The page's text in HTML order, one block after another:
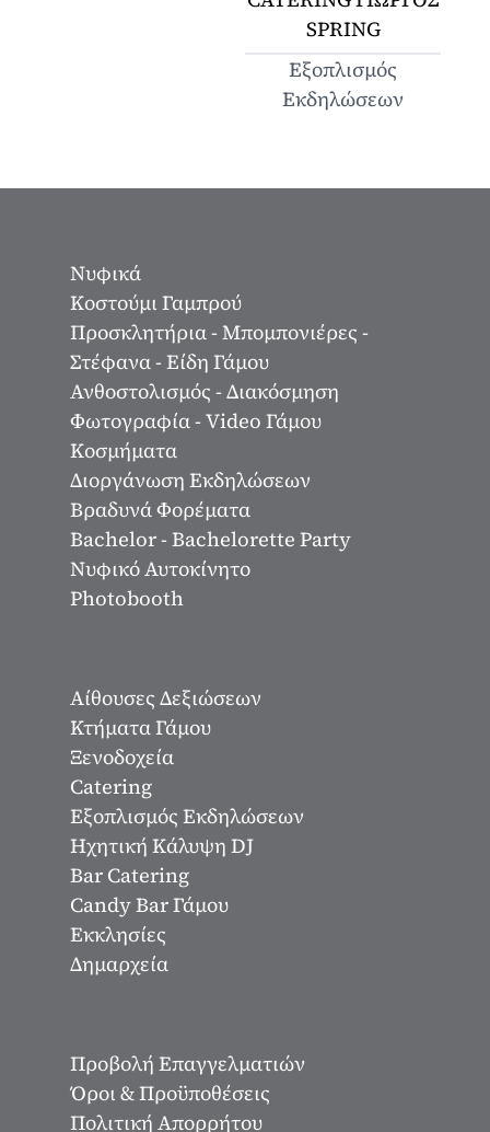
SPRING
Εξοπλισμός
Εκδηλώσεων
Νυφικά
Κοστούμι Γαμπρού
Προσκλητήρια - Μπομπονιέρες -
Στέφανα - Είδη Γάμου
Ανθοστολισμός - Διακόσμηση
Φωτογραφία - Video Γάμου
Κοσμήματα
Διοργάνωση Εκδηλώσεων
Βραδυνά Φορέματα
Bachelor - Bachelorette Party
Νυφικό Αυτοκίνητο
Photobooth
Αίθουσες Δεξιώσεων
Κτήματα Γάμου
Ξενοδοχεία
Catering
Εξοπλισμός Εκδηλώσεων
Ηχητική Κάλυψη DJ
Bar Catering
Candy Bar Γάμου
Εκκλησίες
Δημαρχεία
Προβολή Επαγγελματιών
Όροι & Προϋποθέσεις
Πολιτική Απορρήτου